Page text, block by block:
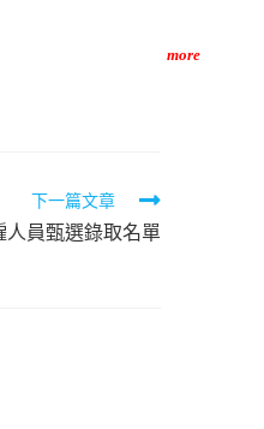
下一篇文章
員甄選錄取名單
more